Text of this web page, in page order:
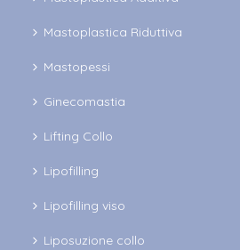
Mastoplastica Riduttiva
Mastopessi
Ginecomastia
Lifting Collo
Lipofilling
Lipofilling viso
Liposuzione collo